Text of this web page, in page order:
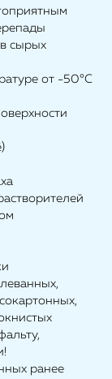
сырых
от -50°С
ранее